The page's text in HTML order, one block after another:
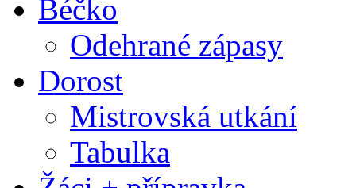
Béčko
Odehrané zápasy
Dorost
Mistrovská utkání
Tabulka